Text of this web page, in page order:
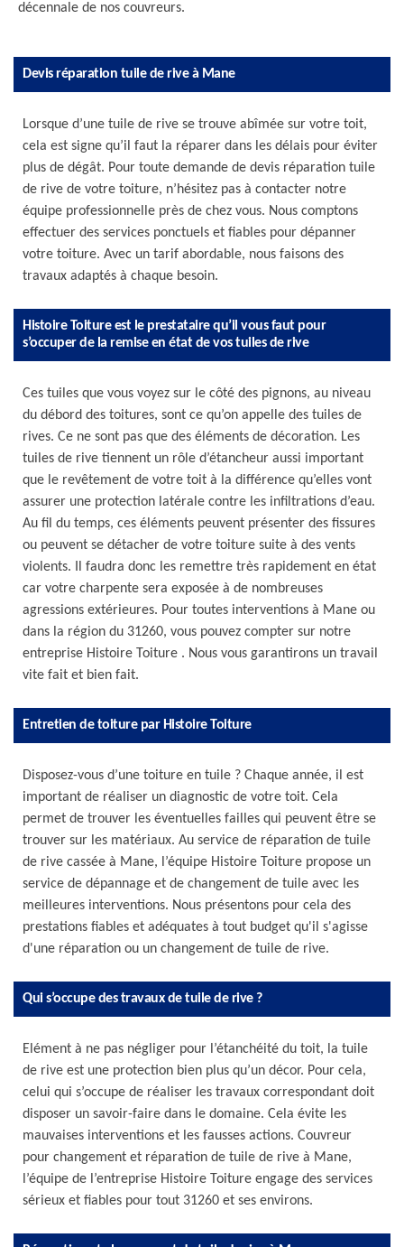
décennale de nos couvreurs.
Devis réparation tuile de rive à Mane
Lorsque d’une tuile de rive se trouve abîmée sur votre toit,
cela est signe qu’il faut la réparer dans les délais pour éviter
plus de dégât. Pour toute demande de devis réparation tuile
de rive de votre toiture, n’hésitez pas à contacter notre
équipe professionnelle près de chez vous. Nous comptons
effectuer des services ponctuels et fiables pour dépanner
votre toiture. Avec un tarif abordable, nous faisons des
travaux adaptés à chaque besoin.
Histoire Toiture est le prestataire qu’il vous faut pour
s’occuper de la remise en état de vos tuiles de rive
Ces tuiles que vous voyez sur le côté des pignons, au niveau
du débord des toitures, sont ce qu’on appelle des tuiles de
rives. Ce ne sont pas que des éléments de décoration. Les
tuiles de rive tiennent un rôle d’étancheur aussi important
que le revêtement de votre toit à la différence qu’elles vont
assurer une protection latérale contre les infiltrations d’eau.
Au fil du temps, ces éléments peuvent présenter des fissures
ou peuvent se détacher de votre toiture suite à des vents
violents. Il faudra donc les remettre très rapidement en état
car votre charpente sera exposée à de nombreuses
agressions extérieures. Pour toutes interventions à Mane ou
dans la région du 31260, vous pouvez compter sur notre
entreprise Histoire Toiture . Nous vous garantirons un travail
vite fait et bien fait.
Entretien de toiture par Histoire Toiture
Disposez-vous d’une toiture en tuile ? Chaque année, il est
important de réaliser un diagnostic de votre toit. Cela
permet de trouver les éventuelles failles qui peuvent être se
trouver sur les matériaux. Au service de réparation de tuile
de rive cassée à Mane, l’équipe Histoire Toiture propose un
service de dépannage et de changement de tuile avec les
meilleures interventions. Nous présentons pour cela des
prestations fiables et adéquates à tout budget qu'il s'agisse
d'une réparation ou un changement de tuile de rive.
Qui s’occupe des travaux de tuile de rive ?
Elément à ne pas négliger pour l’étanchéité du toit, la tuile
de rive est une protection bien plus qu’un décor. Pour cela,
celui qui s’occupe de réaliser les travaux correspondant doit
disposer un savoir-faire dans le domaine. Cela évite les
mauvaises interventions et les fausses actions. Couvreur
pour changement et réparation de tuile de rive à Mane,
l’équipe de l’entreprise Histoire Toiture engage des services
sérieux et fiables pour tout 31260 et ses environs.